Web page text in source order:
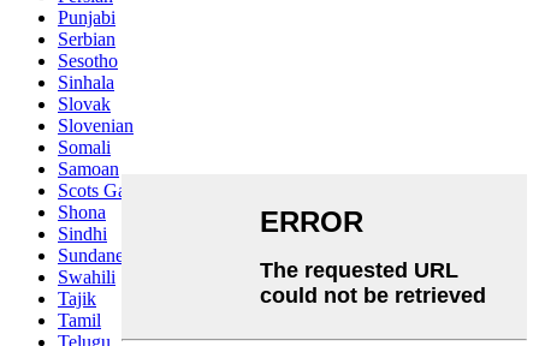
Punjabi
Serbian
Sesotho
Sinhala
Slovak
Slovenian
Somali
Samoan
Scots Gaelic
Shona
Sindhi
Sundanese
Swahili
Tajik
Tamil